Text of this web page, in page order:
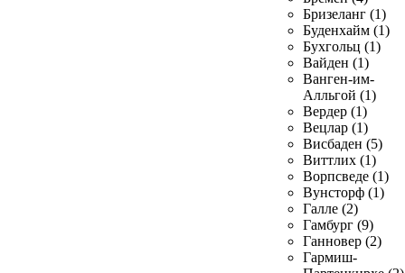
Бризеланг (1)
Буденхайм (1)
Бухгольц (1)
Вайден (1)
Ванген-им-
Алльгой (1)
Вердер (1)
Вецлар (1)
Висбаден (5)
Виттлих (1)
Ворпсведе (1)
Вунсторф (1)
Галле (2)
Гамбург (9)
Ганновер (2)
Гармиш-